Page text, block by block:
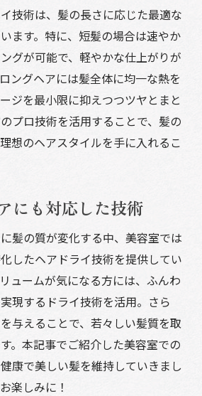
技術は、髪の長さに応じた最適な
ます。特に、短髪の場合は速やか
グが可能で、軽やかな仕上がりが
ングヘアには髪全体に均一な熱を
ジを最小限に抑えつつツヤとまと
プロ技術を活用することで、髪の
想のヘアスタイルを手に入れるこ
にも対応した技術
髪の質が変化する中、美容室では
したヘアドライ技術を提供してい
ュームが気になる方には、ふんわ
現するドライ技術を活用。さら
与えることで、若々しい髪質を取
。本記事でご紹介した美容室での
康で美しい髪を維持していきまし
楽しみに！